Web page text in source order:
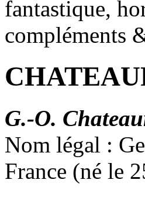
fantastique,
compléments
G.-O.
Nom légal :
France (né le